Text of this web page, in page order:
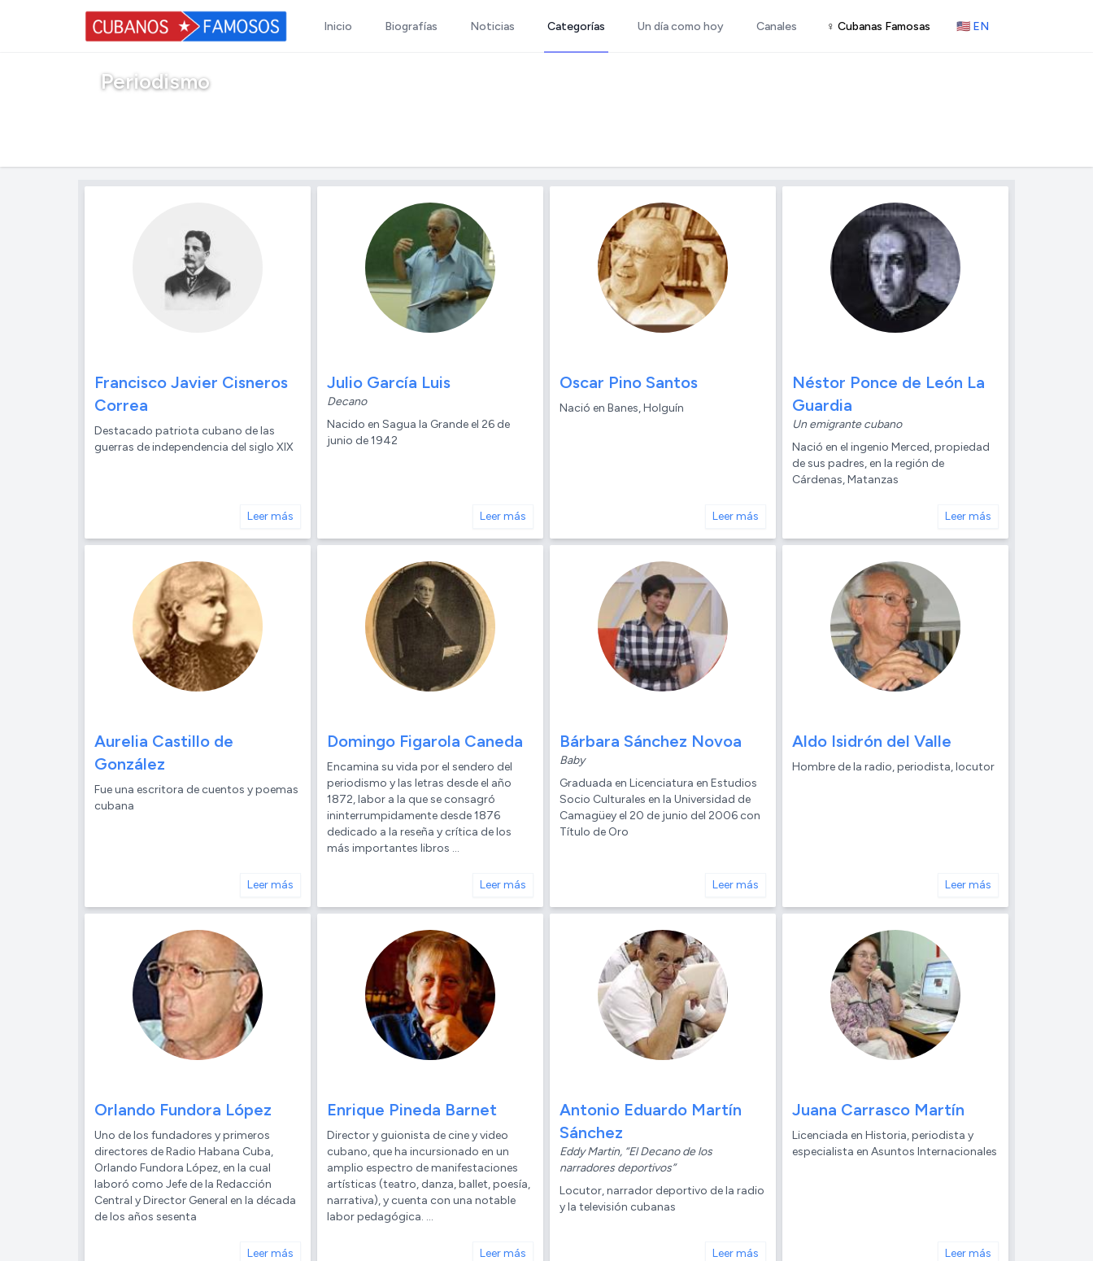
Inicio Biografías Noticias Categorías Un día como hoy Canales ♀ Cubanas Famosas 🇺🇸 EN
Periodismo
Francisco Javier Cisneros
Correa
Destacado patriota cubano de las
guerras de independencia del siglo XIX
Leer más
Julio García Luis
Decano
Nacido en Sagua la Grande el 26 de
junio de 1942
Leer más
Oscar Pino Santos
Nació en Banes, Holguín
Leer más
Néstor Ponce de León La
Guardia
Un emigrante cubano
Nació en el ingenio Merced, propiedad
de sus padres, en la región de
Cárdenas, Matanzas
Leer más
Aurelia Castillo de
González
Fue una escritora de cuentos y poemas
cubana
Leer más
Domingo Figarola Caneda
Encamina su vida por el sendero del
periodismo y las letras desde el año
1872, labor a la que se consagró
ininterrumpidamente desde 1876
dedicado a la reseña y crítica de los
más importantes libros ...
Leer más
Bárbara Sánchez Novoa
Baby
Graduada en Licenciatura en Estudios
Socio Culturales en la Universidad de
Camagüey el 20 de junio del 2006 con
Título de Oro
Leer más
Aldo Isidrón del Valle
Hombre de la radio, periodista, locutor
Leer más
Orlando Fundora López
Uno de los fundadores y primeros
directores de Radio Habana Cuba,
Orlando Fundora López, en la cual
laboró como Jefe de la Redacción
Central y Director General en la década
de los años sesenta
Leer más
Enrique Pineda Barnet
Director y guionista de cine y video
cubano, que ha incursionado en un
amplio espectro de manifestaciones
artísticas (teatro, danza, ballet, poesía,
narrativa), y cuenta con una notable
labor pedagógica. ...
Leer más
Antonio Eduardo Martín
Sánchez
Eddy Martin, “El Decano de los
narradores deportivos”
Locutor, narrador deportivo de la radio
y la televisión cubanas
Leer más
Juana Carrasco Martín
Licenciada en Historia, periodista y
especialista en Asuntos Internacionales
Leer más